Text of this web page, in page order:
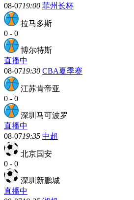
08-0719:00 菲州长杯
拉马多斯
0 - 0
博尔特斯
直播中
08-0719:30 CBA夏季赛
江苏肯帝亚
0 - 0
深圳马可波罗
直播中
08-0719:35 中超
北京国安
0 - 0
深圳新鹏城
直播中